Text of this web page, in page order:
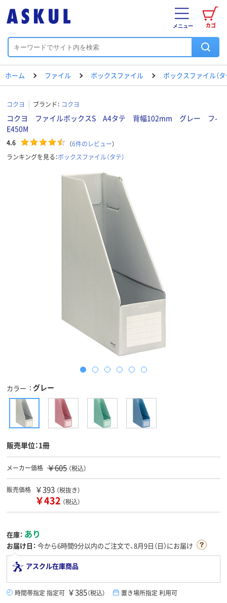
カゴ
メニュー
ホーム ファイル ボックスファイル ボックスファイル（タ
コクヨ ブランド： コクヨ
コクヨ ファイルボックスS A4タテ 背幅102mm グレー フ-
E450M
4.6 （6件のレビュー）
ランキングを見る：ボックスファイル（タテ）
カラー グレー
販売単位：1冊
メーカー価格 ￥605 （税込）
販売価格 ￥393 （税抜き）
￥432 （税込）
在庫： あり
お届け日： 今から6時間9分以内のご注文で、8月9日（日）にお届け
アスクル在庫商品
時間帯指定 指定可 ￥385（税込） 置き場所指定 利用可